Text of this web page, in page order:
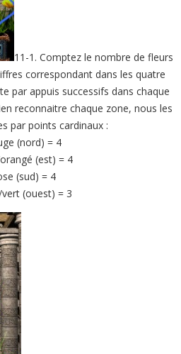
11-1. Comptez le nombre de fleurs
correspondant dans les quatre
par appuis successifs dans chaque
reconnaitre chaque zone, nous les
par points cardinaux :
(nord) = 4
(est) = 4
(sud) = 4
vert (ouest) = 3